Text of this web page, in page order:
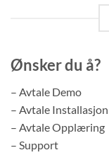
Ønsker du å?
– Avtale Demo
– Avtale Installasjon
– Avtale Opplæring
– Support